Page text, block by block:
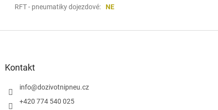
RFT - pneumatiky dojezdové: NE
Kontakt
info@dozivotnipneu.cz
+420 774 540 025